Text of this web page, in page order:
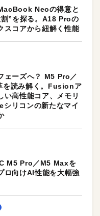
Neoの得意と
”を探る。A18 Proの
スコアから紐解く性能
ェーズへ？ M5 Pro／
を読み解く。Fusionア
い高性能コア、メモリ
リコンの新たなマイ
M5 Pro／M5 Maxを
ロ向けAI性能を大幅強